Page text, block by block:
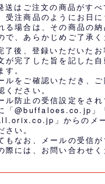
送はご注文の商品がす
受注商品のようにお日
る場合は、その商品の
で、あらかじめご了承く
了後、登録いただいた
が完了した旨を記した
す。
ルをご確認いただき、
ください。
ル防止の受信設定をさ
「@buffaloes.co.jp」
」からのメ
さい。
もなお、メールの受信
際には、 お問い合わせく